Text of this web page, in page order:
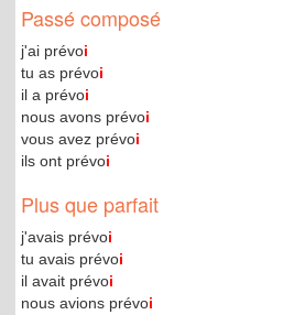
Passé composé
j'ai prévoi
tu as prévoi
il a prévoi
nous avons prévoi
vous avez prévoi
ils ont prévoi
Plus que parfait
j'avais prévoi
tu avais prévoi
il avait prévoi
nous avions prévoi